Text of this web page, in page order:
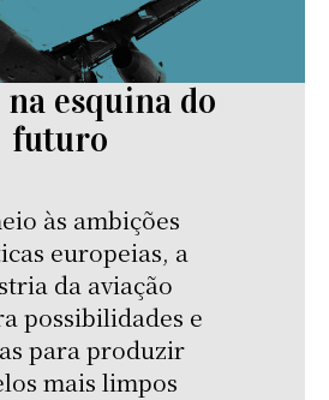
na esquina do
futuro
às ambições
europeias, a
da aviação
possibilidades e
para produzir
mais limpos